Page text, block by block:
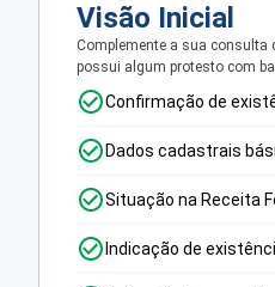
Visão Inicial
Complemente a sua consulta
possui algum protesto com
Confirmação de
Dados cadastrais
Situação na Receita
Indicação de